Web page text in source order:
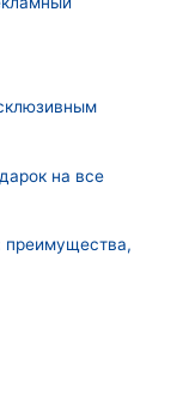
на все
преимущества,